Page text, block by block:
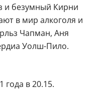
и безумный Кирни
в мир алкоголя и
Чапман, Аня
Уолш-Пило.
года в 20.15.